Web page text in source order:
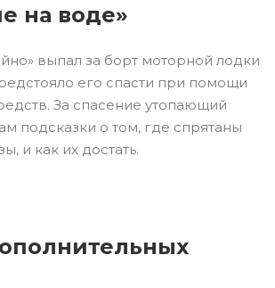
на воде»
выпал за борт моторной лодки
его спасти при помощи
За спасение утопающий
подсказки о том, где спрятаны
и как их достать.